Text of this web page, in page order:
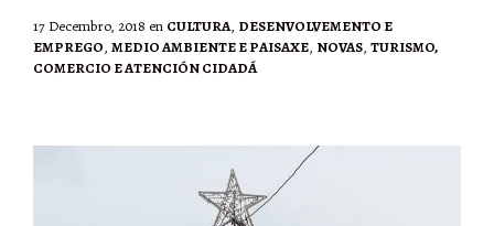
17 Decembro, 2018 en CULTURA, DESENVOLVEMENTO E
EMPREGO, MEDIO AMBIENTE E PAISAXE, NOVAS, TURISMO,
COMERCIO E ATENCIÓN CIDADÁ